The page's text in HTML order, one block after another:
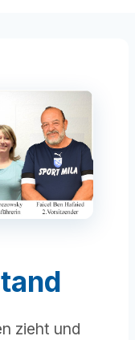
zieht und